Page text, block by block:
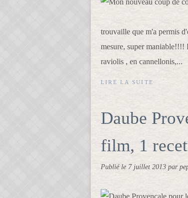
trouvaille que m'a permis
mesure, super maniable!!!!
raviolis , en cannellonis,...
LIRE LA SUITE
Daube
film, 1
Publié le 7 juillet 2013 par